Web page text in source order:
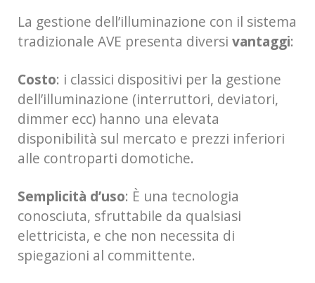
La gestione dell’illuminazione con il sistema
tradizionale AVE presenta diversi vantaggi:
Costo: i classici dispositivi per la gestione
dell’illuminazione (interruttori, deviatori,
dimmer ecc) hanno una elevata
disponibilità sul mercato e prezzi inferiori
alle controparti domotiche.
Semplicità d’uso: È una tecnologia
conosciuta, sfruttabile da qualsiasi
elettricista, e che non necessita di
spiegazioni al committente.